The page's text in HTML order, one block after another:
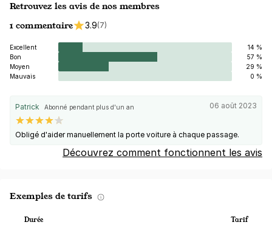
Retrouvez les avis de nos membres
1 commentaire
3.9(7)
Excellent
14 %
Bon
57 %
Moyen
29 %
Mauvais
0 %
Patrick Abonné pendant plus d'un an 06 août 2023
Obligé d'aider manuellement la porte voiture à chaque passage.
Découvrez comment fonctionnent les avis
Exemples de tarifs
Durée Tarif